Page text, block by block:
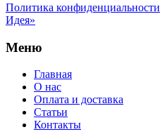
Политика конфиденциальности
Идея»
Меню
Главная
О нас
Оплата и доставка
Статьи
Контакты